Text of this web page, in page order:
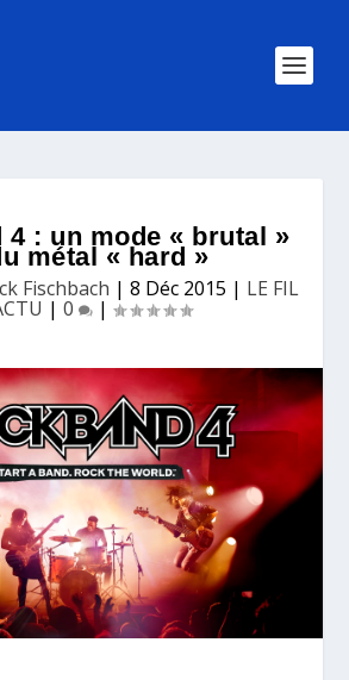
4 : un mode « brutal »
métal « hard »
Fischbach | 8 Déc 2015 | LE FIL
| 0 |